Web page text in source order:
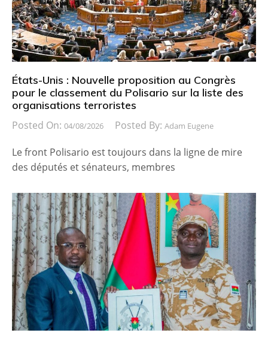
États-Unis : Nouvelle proposition au Congrès
pour le classement du Polisario sur la liste des
organisations terroristes
Posted On: 04/08/2026 Posted By: Adam Eugene
Le front Polisario est toujours dans la ligne de mire
des députés et sénateurs, membres